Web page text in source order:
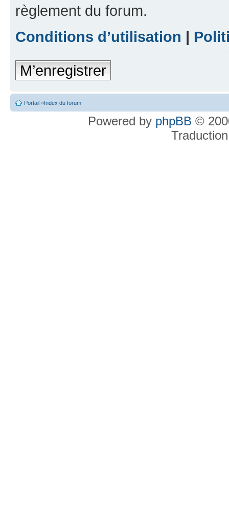
règlement du forum.
Conditions d’utilisation |
M’enregistrer
Portail »Index du forum
Powered by phpBB ©